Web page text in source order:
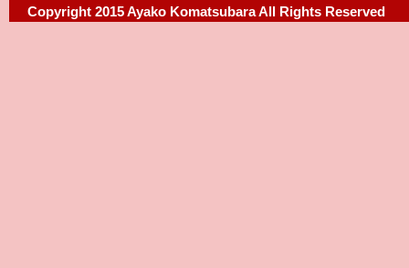
Copyright 2015 Ayako Komatsubara All Rights Reserved